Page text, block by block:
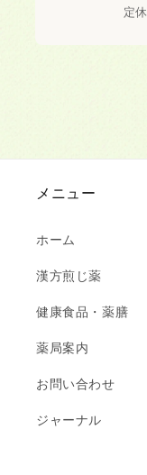
定
メニュー
ホーム
漢方煎じ薬
健康食品・薬膳
薬局案内
お問い合わせ
ジャーナル